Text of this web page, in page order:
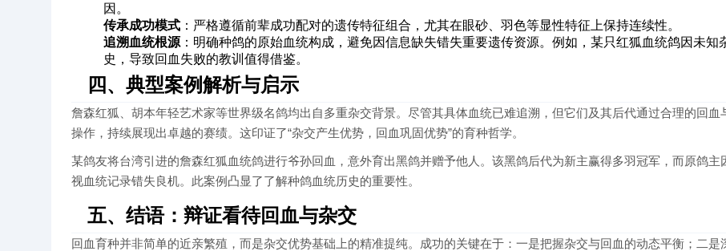
因。
传承成功模式：严格遵循前辈成功配对的遗传特征组合，尤其在眼砂、羽色等显性特征上保持连续性。
追溯血统根源：明确种鸽的原始血统构成，避免因信息缺失错失重要遗传资源。例如，某只红狐血统鸽因未知
史，导致回血失败的教训值得借鉴。
四、典型案例解析与启示
詹森红狐、胡本年轻艺术家等世界级名鸽均出自多重杂交背景。尽管其具体血统已难追溯，但它们及其后代通过合理的回血
操作，持续展现出卓越的赛绩。这印证了“杂交产生优势，回血巩固优势”的育种哲学。
某鸽友将台湾引进的詹森红狐血统鸽进行爷孙回血，意外育出黑鸽并赠予他人。该黑鸽后代为新主赢得多羽冠军，而原鸽主
视血统记录错失良机。此案例凸显了了解种鸽血统历史的重要性。
五、结语：辩证看待回血与杂交
回血育种并非简单的近亲繁殖，而是杂交优势基础上的精准提纯。成功的关键在于：一是把握杂交与回血的动态平衡；二是